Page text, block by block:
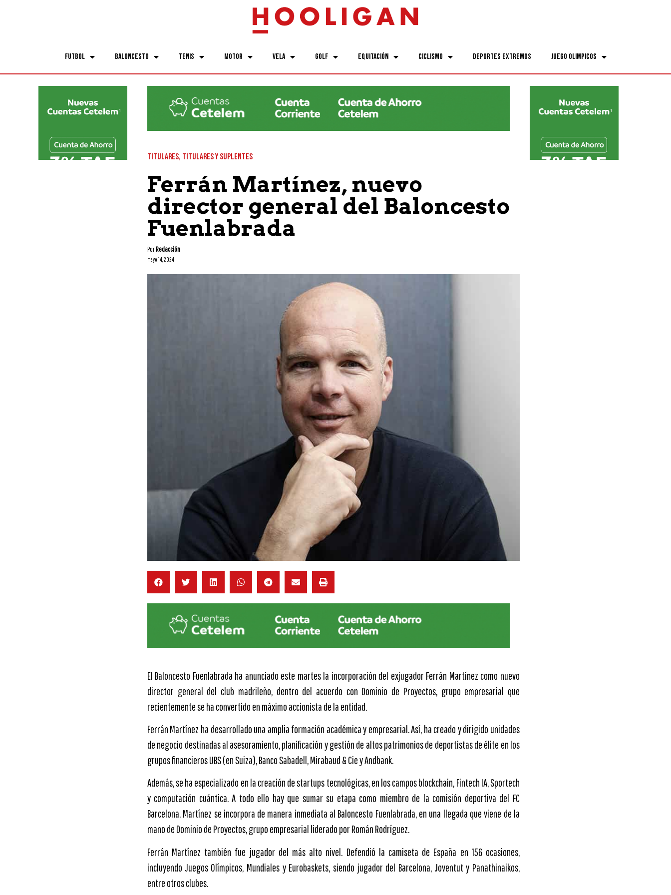
Futbol Baloncesto Tenis Motor Vela Golf Equitación Ciclismo Deportes Extremos Juego Olimpicos
TITULARES, TITULARES Y SUPLENTES
Ferrán Martínez, nuevo
director general del Baloncesto
Fuenlabrada
PorRedacción
mayo 14, 2024
El Baloncesto Fuenlabrada ha anunciado este martes la incorporación del exjugador Ferrán Martínez como nuevo
director general del club madrileño, dentro del acuerdo con Dominio de Proyectos, grupo empresarial que
recientemente se ha convertido en máximo accionista de la entidad.
Ferrán Martínez ha desarrollado una amplia formación académica y empresarial. Así, ha creado y dirigido unidades
de negocio destinadas al asesoramiento, planificación y gestión de altos patrimonios de deportistas de élite en los
grupos financieros UBS (en Suiza), Banco Sabadell, Mirabaud & Cie y Andbank.
Además, se ha especializado en la creación de startups tecnológicas, en los campos blockchain, Fintech IA, Sportech
y computación cuántica. A todo ello hay que sumar su etapa como miembro de la comisión deportiva del FC
Barcelona. Martínez se incorpora de manera inmediata al Baloncesto Fuenlabrada, en una llegada que viene de la
mano de Dominio de Proyectos, grupo empresarial liderado por Román Rodríguez.
Ferrán Martínez también fue jugador del más alto nivel. Defendió la camiseta de España en 156 ocasiones,
incluyendo Juegos Olímpicos, Mundiales y Eurobaskets, siendo jugador del Barcelona, Joventut y Panathinaikos,
entre otros clubes.